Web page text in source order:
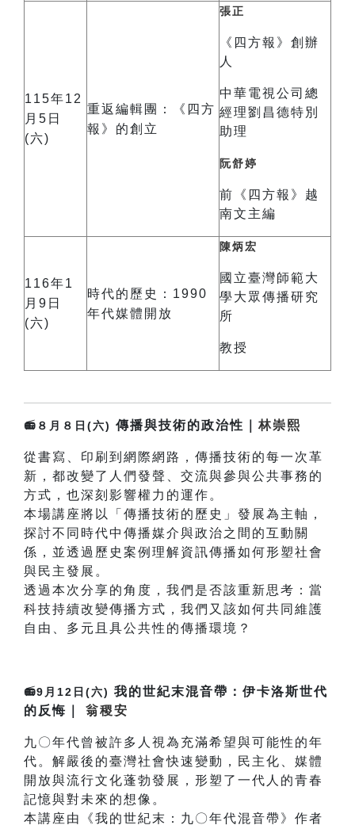
115年12
月5日
(六)
重返編輯團：《四方
報》的創立
張正
《四方報》創辦
人
中華電視公司總
經理劉昌德特別
助理
阮舒婷
前《四方報》越
南文主編
116年1
月9日
(六)
時代的歷史： 1990
年代媒體開放
陳炳宏
國立臺灣師範大
學大眾傳播研究
所
教授
📻８月８日(六) 傳播與技術的政治性｜ 林崇熙
從書寫、印刷到網際網路，傳播技術的每一次革
新，都改變了人們發聲、交流與參與公共事務的
方式，也深刻影響權力的運作。
本場講座將以「傳播技術的歷史」發展為主軸，
探討不同時代中傳播媒介與政治之間的互動關
係，並透過歷史案例理解資訊傳播如何形塑社會
與民主發展。
透過本次分享的角度，我們是否該重新思考：當
科技持續改變傳播方式，我們又該如何共同維護
自由、多元且具公共性的傳播環境？
📻9月12日(六) 我的世紀末混音帶：伊卡洛斯世代
的反悔
翁稷安
九〇年代曾被許多人視為充滿希望與可能性的年
代。解嚴後的臺灣社會快速變動，民主化、媒體
開放與流行文化蓬勃發展，形塑了一代人的青春
記憶與對未來的想像。
本講座由《我的世紀末：九〇年代混音帶》作者